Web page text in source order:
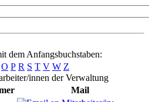
dem Anfangsbuchstaben:
O P R S T V W Z
innen der Verwaltung
Mail